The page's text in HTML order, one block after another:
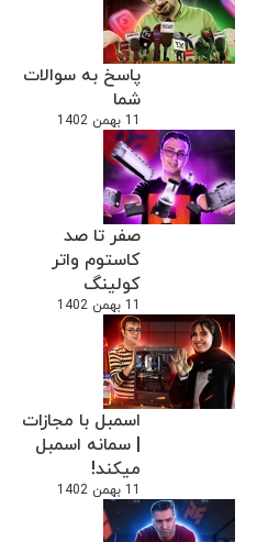
پاسخ به سوالات
شما
11 بهمن 1402
صفر تا صد
کاستوم واتر
کولینگ
11 بهمن 1402
اسمبل با مجازات
| سمانه اسمبل
میکند!
11 بهمن 1402